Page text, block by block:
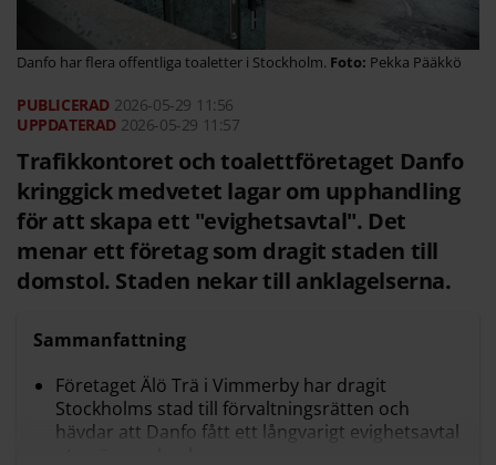
Danfo har flera offentliga toaletter i Stockholm. Pekka Pääkkö
2026-05-29 11:56
2026-05-29 11:57
Trafikkontoret och toalettföretaget Danfo
kringgick medvetet lagar om upphandling
för att skapa ett "evighetsavtal". Det
menar ett företag som dragit staden till
domstol. Staden nekar till anklagelserna.
Sammanfattning
Företaget Älö Trä i Vimmerby har dragit
Stockholms stad till förvaltningsrätten och
hävdar att Danfo fått ett långvarigt evighetsavtal